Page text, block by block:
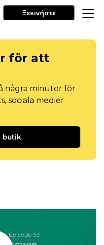
Ξεκινήστε
för att
några minuter för
sociala medier
butik